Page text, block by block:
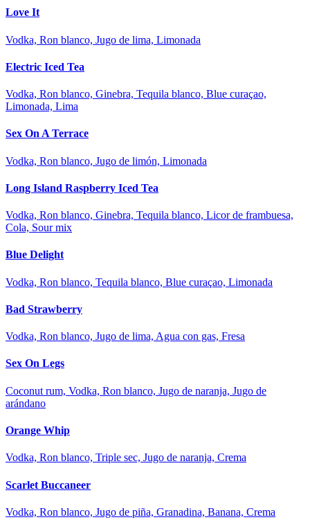
Love It
Vodka, Ron blanco, Jugo de lima, Limonada
Electric Iced Tea
Vodka, Ron blanco, Ginebra, Tequila blanco, Blue curaçao,
Limonada, Lima
Sex On A Terrace
Vodka, Ron blanco, Jugo de limón, Limonada
Long Island Raspberry Iced Tea
Vodka, Ron blanco, Ginebra, Tequila blanco, Licor de frambuesa,
Cola, Sour mix
Blue Delight
Vodka, Ron blanco, Tequila blanco, Blue curaçao, Limonada
Bad Strawberry
Vodka, Ron blanco, Jugo de lima, Agua con gas, Fresa
Sex On Legs
Coconut rum, Vodka, Ron blanco, Jugo de naranja, Jugo de
arándano
Orange Whip
Vodka, Ron blanco, Triple sec, Jugo de naranja, Crema
Scarlet Buccaneer
Vodka, Ron blanco, Jugo de piña, Granadina, Banana, Crema